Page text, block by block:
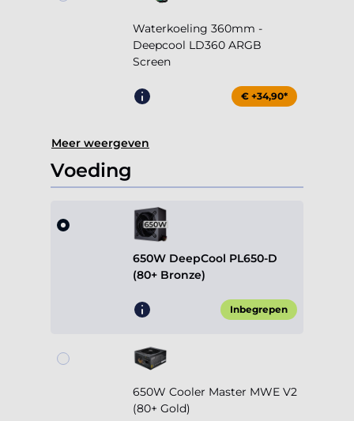
Waterkoeling 360mm -
Deepcool LD360 ARGB
Screen
€ +34,90*
Meer weergeven
Voeding
650W DeepCool PL650-D
(80+ Bronze)
Inbegrepen
650W Cooler Master MWE V2
(80+ Gold)